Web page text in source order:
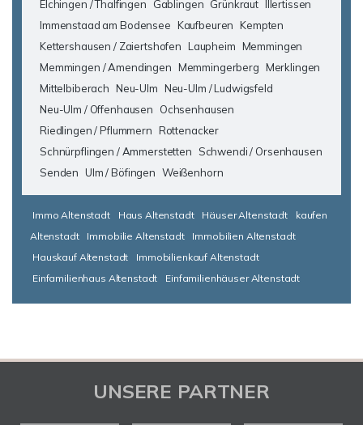
Elchingen / Thalfingen
Gablingen Grünkraut Illertissen
Immenstaad am Bodensee Kaufbeuren Kempten
Kettershausen / Zaiertshofen Laupheim Memmingen
Memmingen / Amendingen Memmingerberg Merklingen
Mittelbiberach Neu-Ulm Neu-Ulm / Ludwigsfeld
Neu-Ulm / Offenhausen
Ochsenhausen
Riedlingen / Pflummern Rottenacker
Schnürpflingen / Ammerstetten
Schwendi / Orsenhausen
Senden Ulm / Böfingen Weißenhorn
Immo Altenstadt Haus Altenstadt Häuser Altenstadt
kaufen
Altenstadt
Immobilie Altenstadt
Immobilien Altenstadt
Hauskauf Altenstadt
Immobilienkauf Altenstadt
Einfamilienhaus Altenstadt
Einfamilienhäuser Altenstadt
UNSERE PARTNER